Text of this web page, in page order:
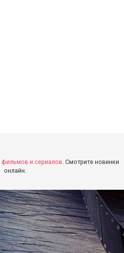
и сериалов. Смотрите новинки
онлайн.